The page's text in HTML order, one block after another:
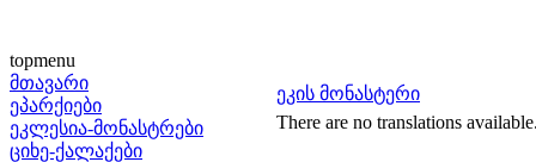
topmenu
მთავარი
ეპარქიები
ეკლესია-მონასტრები
ციხე-ქალაქები
ეკის მონასტერი
There are no translations